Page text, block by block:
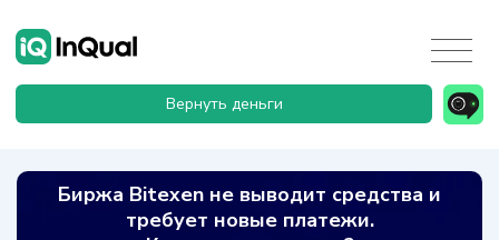
Вернуть деньги
Биржа Bitexen не выводит средства и
требует новые платежи.